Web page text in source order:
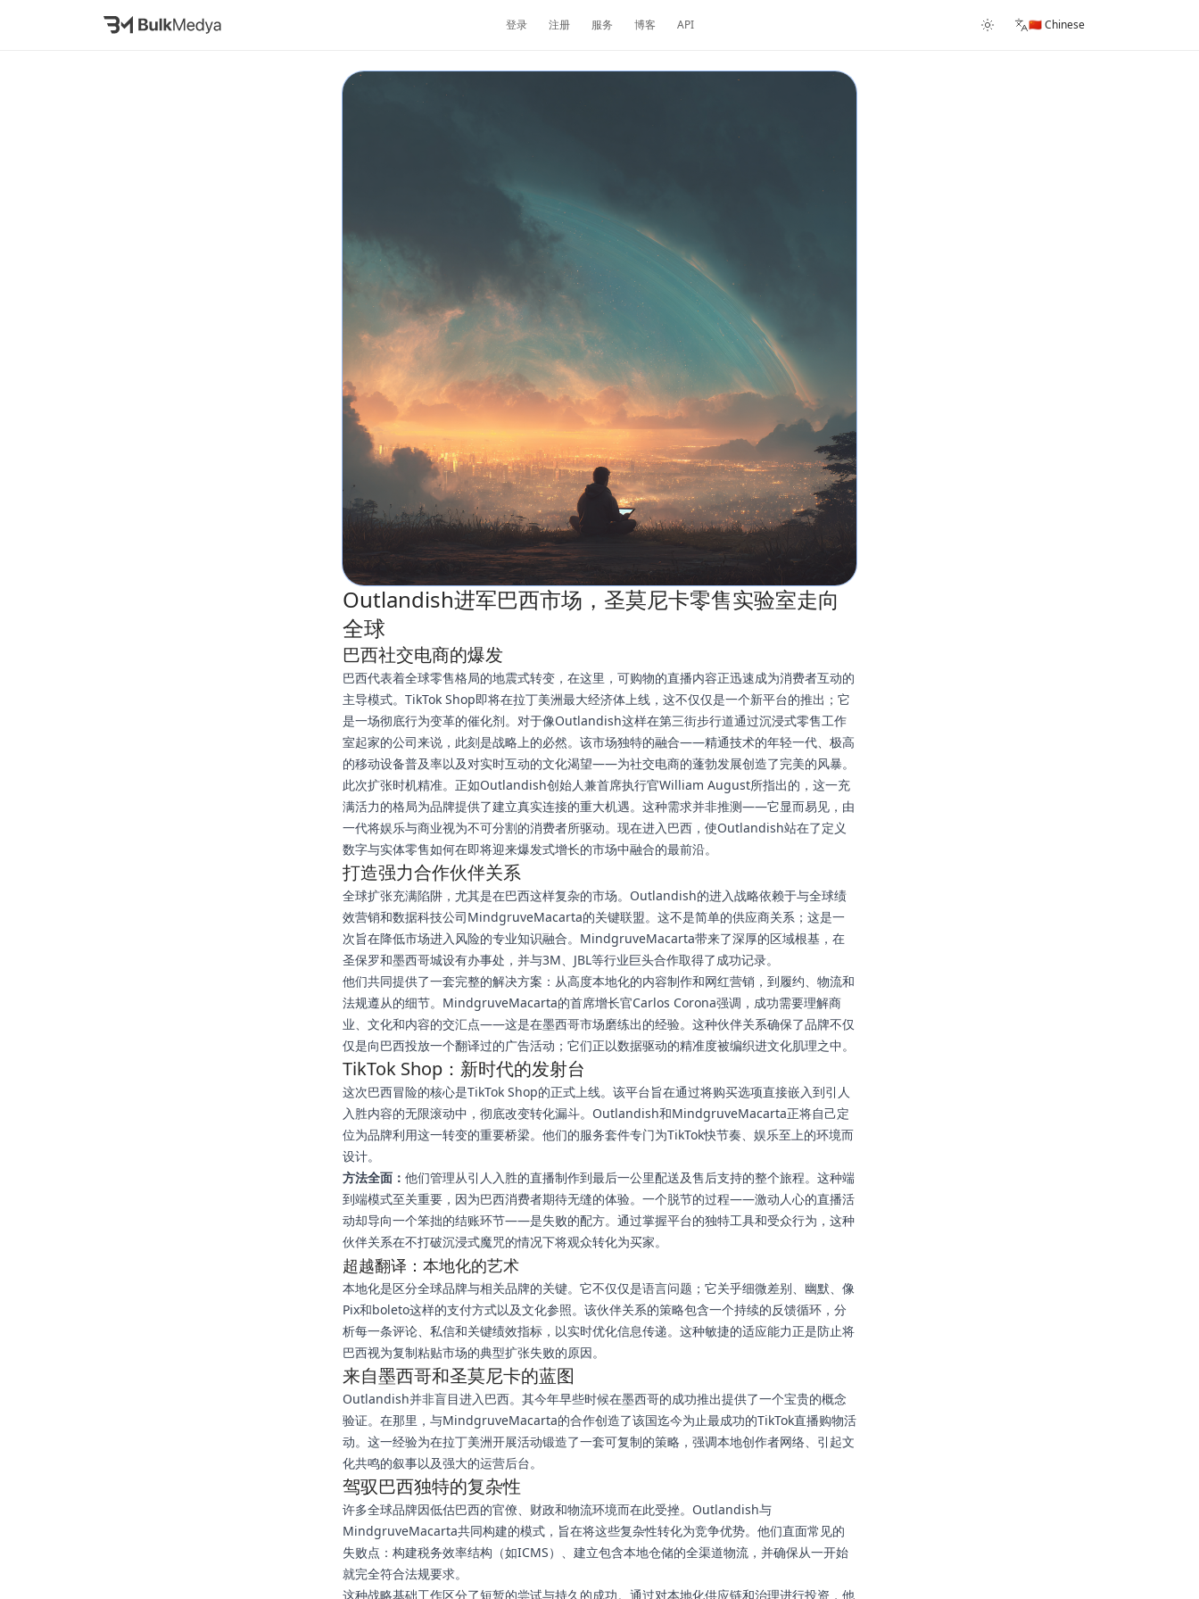
登录 注册 服务 博客 API 🇨🇳 Chinese
Outlandish进军巴西市场，圣莫尼卡零售实验室走向
全球
巴西社交电商的爆发
巴西代表着全球零售格局的地震式转变，在这里，可购物的直播内容正迅速成为消费者互动的
主导模式。TikTok Shop即将在拉丁美洲最大经济体上线，这不仅仅是一个新平台的推出；它
是一场彻底行为变革的催化剂。对于像Outlandish这样在第三街步行道通过沉浸式零售工作
室起家的公司来说，此刻是战略上的必然。该市场独特的融合——精通技术的年轻一代、极高
的移动设备普及率以及对实时互动的文化渴望——为社交电商的蓬勃发展创造了完美的风暴。
此次扩张时机精准。正如Outlandish创始人兼首席执行官William August所指出的，这一充
满活力的格局为品牌提供了建立真实连接的重大机遇。这种需求并非推测——它显而易见，由
一代将娱乐与商业视为不可分割的消费者所驱动。现在进入巴西，使Outlandish站在了定义
数字与实体零售如何在即将迎来爆发式增长的市场中融合的最前沿。
打造强力合作伙伴关系
全球扩张充满陷阱，尤其是在巴西这样复杂的市场。Outlandish的进入战略依赖于与全球绩
效营销和数据科技公司MindgruveMacarta的关键联盟。这不是简单的供应商关系；这是一
次旨在降低市场进入风险的专业知识融合。MindgruveMacarta带来了深厚的区域根基，在
圣保罗和墨西哥城设有办事处，并与3M、JBL等行业巨头合作取得了成功记录。
他们共同提供了一套完整的解决方案：从高度本地化的内容制作和网红营销，到履约、物流和
法规遵从的细节。MindgruveMacarta的首席增长官Carlos Corona强调，成功需要理解商
业、文化和内容的交汇点——这是在墨西哥市场磨练出的经验。这种伙伴关系确保了品牌不仅
仅是向巴西投放一个翻译过的广告活动；它们正以数据驱动的精准度被编织进文化肌理之中。
TikTok Shop：新时代的发射台
这次巴西冒险的核心是TikTok Shop的正式上线。该平台旨在通过将购买选项直接嵌入到引人
入胜内容的无限滚动中，彻底改变转化漏斗。Outlandish和MindgruveMacarta正将自己定
位为品牌利用这一转变的重要桥梁。他们的服务套件专门为TikTok快节奏、娱乐至上的环境而
设计。
方法全面： 他们管理从引人入胜的直播制作到最后一公里配送及售后支持的整个旅程。这种端
到端模式至关重要，因为巴西消费者期待无缝的体验。一个脱节的过程——激动人心的直播活
动却导向一个笨拙的结账环节——是失败的配方。通过掌握平台的独特工具和受众行为，这种
伙伴关系在不打破沉浸式魔咒的情况下将观众转化为买家。
超越翻译：本地化的艺术
本地化是区分全球品牌与相关品牌的关键。它不仅仅是语言问题；它关乎细微差别、幽默、像
Pix和boleto这样的支付方式以及文化参照。该伙伴关系的策略包含一个持续的反馈循环，分
析每一条评论、私信和关键绩效指标，以实时优化信息传递。这种敏捷的适应能力正是防止将
巴西视为复制粘贴市场的典型扩张失败的原因。
来自墨西哥和圣莫尼卡的蓝图
Outlandish并非盲目进入巴西。其今年早些时候在墨西哥的成功推出提供了一个宝贵的概念
验证。在那里，与MindgruveMacarta的合作创造了该国迄今为止最成功的TikTok直播购物活
动。这一经验为在拉丁美洲开展活动锻造了一套可复制的策略，强调本地创作者网络、引起文
化共鸣的叙事以及强大的运营后台。
驾驭巴西独特的复杂性
许多全球品牌因低估巴西的官僚、财政和物流环境而在此受挫。Outlandish与
MindgruveMacarta共同构建的模式，旨在将这些复杂性转化为竞争优势。他们直面常见的
失败点：构建税务效率结构（如ICMS）、建立包含本地仓储的全渠道物流，并确保从一开始
就完全符合法规要求。
这种战略基础工作区分了短暂的尝试与持久的成功。通过对本地化供应链和治理进行投资，他